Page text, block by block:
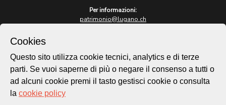
Per informazioni:
patrimonio@lugano.ch
lugano.ch
Cookie policy
Cookies
Questo sito utilizza cookie tecnici, analytics e di terze
parti. Se vuoi saperne di più o negare il consenso a tutti o
ad alcuni cookie premi il tasto gestisci cookie o consulta
la cookie policy